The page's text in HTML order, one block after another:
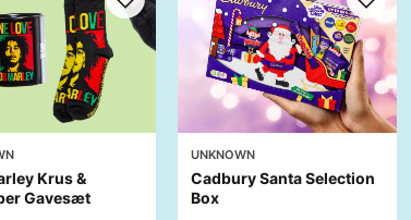
Krus &
Gavesæt
UNKNOWN
Cadbury Santa Selection
Box